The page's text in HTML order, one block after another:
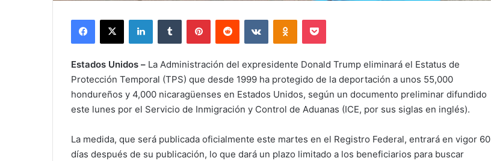
Facebook
X LinkedInTumblr PinterestReddit VKontakteOdnoklassniki
Pocket
Estados Unidos – La Administración del expresidente Donald Trump eliminará el Estatus de
Protección Temporal (TPS) que desde 1999 ha protegido de la deportación a unos 55,000
hondureños y 4,000 nicaragüenses en Estados Unidos, según un documento preliminar difundido
este lunes por el Servicio de Inmigración y Control de Aduanas (ICE, por sus siglas en inglés).
La medida, que será publicada oficialmente este martes en el Registro Federal, entrará en vigor 60
días después de su publicación, lo que dará un plazo limitado a los beneficiarios para buscar